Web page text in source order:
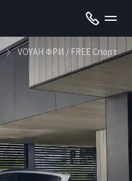
VOYAH ФРИ / FREE Спорт